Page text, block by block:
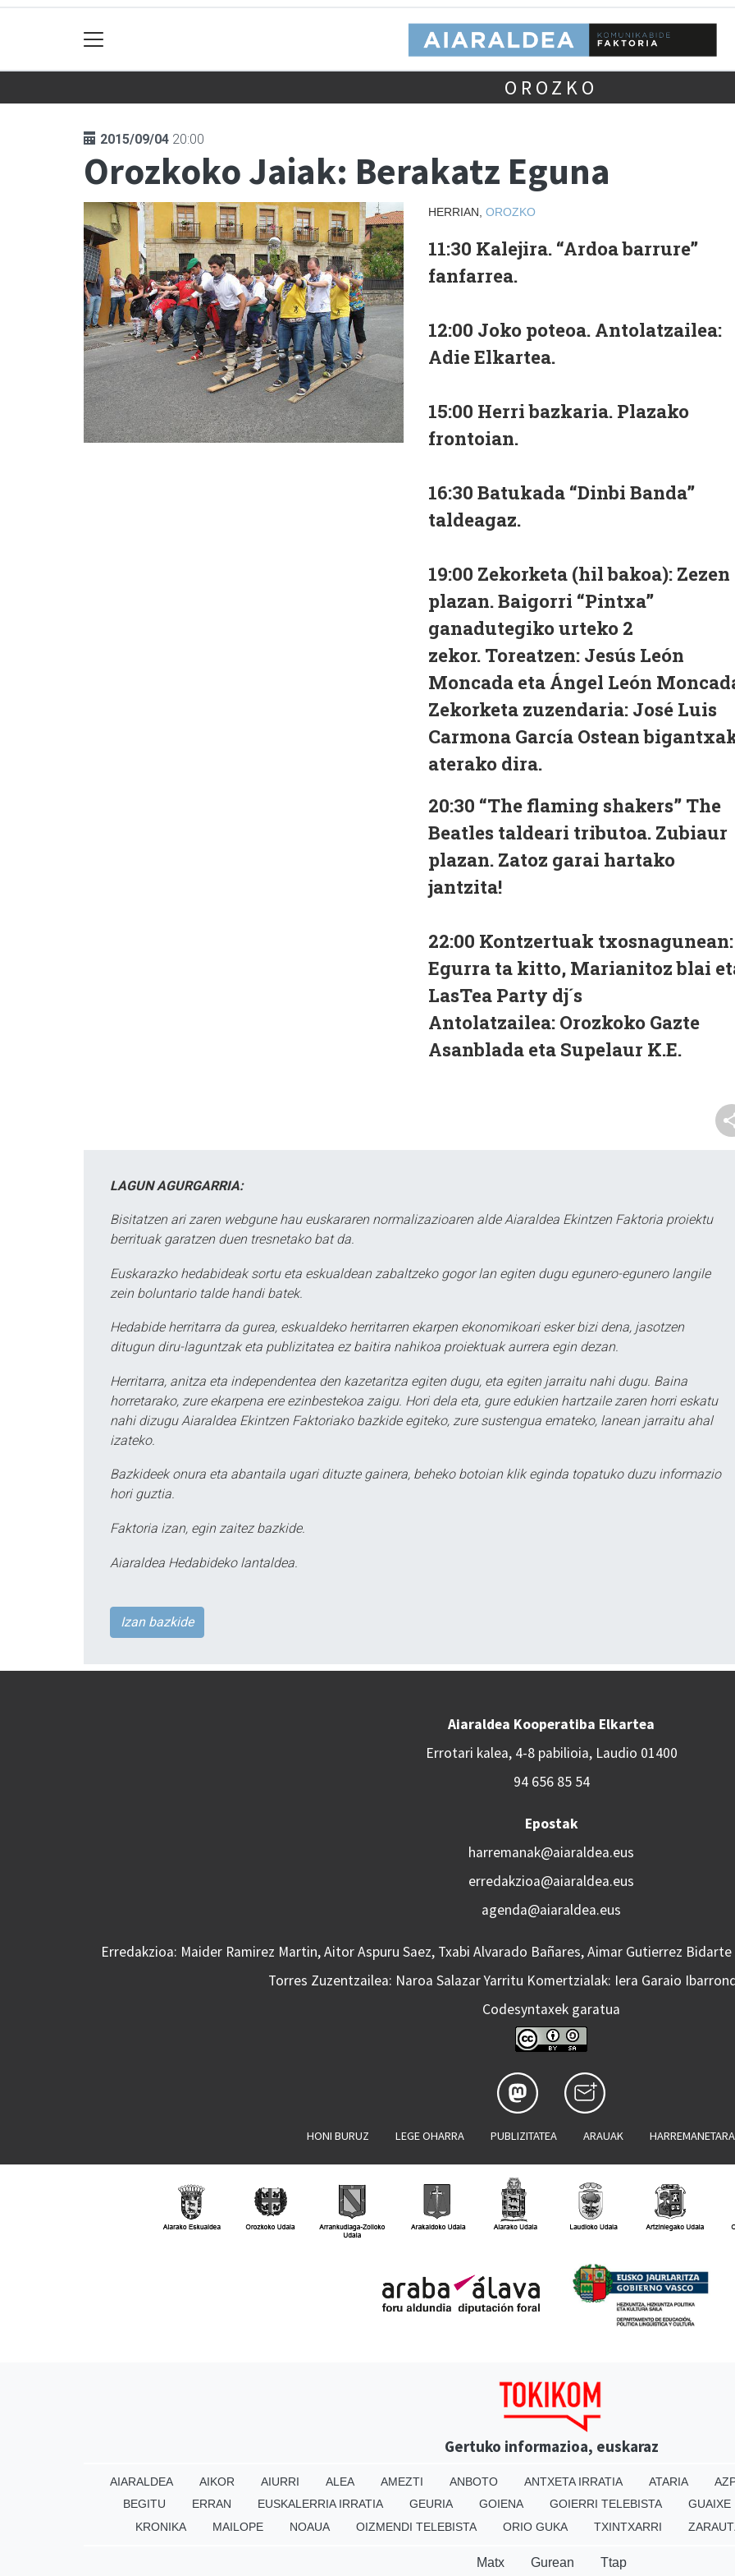
OROZKO
2015/09/04 20:00
Orozkoko Jaiak: Berakatz Eguna
HERRIAN, OROZKO
11:30 Kalejira. “Ardoa barrure”
fanfarrea.
12:00 Joko poteoa. Antolatzailea:
Adie Elkartea.
15:00 Herri bazkaria. Plazako
frontoian.
16:30 Batukada “Dinbi Banda”
taldeagaz.
19:00 Zekorketa (hil bakoa): Zezen
plazan. Baigorri “Pintxa”
ganadutegiko urteko 2
zekor. Toreatzen: Jesús León
Moncada eta Ángel León
Zekorketa zuzendaria: José Luis
Carmona García Ostean
aterako dira.
20:30 “The flaming shakers” The
Beatles taldeari tributoa. Zubiaur
plazan. Zatoz garai hartako
jantzita!
22:00 Kontzertuak txosnagunean:
Egurra ta kitto, Marianitoz blai
LasTea Party dj´s
Antolatzailea: Orozkoko Gazte
Asanblada eta Supelaur K.E.
LAGUN AGURGARRIA:
Bisitatzen ari zaren webgune hau euskararen normalizazioaren alde Aiaraldea Ekintzen Faktoria proiektu
berrituak garatzen duen tresnetako bat da.
Euskarazko hedabideak sortu eta eskualdean zabaltzeko gogor lan egiten dugu egunero-egunero langile
zein boluntario talde handi batek.
Hedabide herritarra da gurea, eskualdeko herritarren ekarpen ekonomikoari esker bizi dena, jasotzen
ditugun diru-laguntzak eta publizitatea ez baitira nahikoa proiektuak aurrera egin dezan.
Herritarra, anitza eta independentea den kazetaritza egiten dugu, eta egiten jarraitu nahi dugu. Baina
horretarako, zure ekarpena ere ezinbestekoa zaigu. Hori dela eta, gure edukien hartzaile zaren horri eskatu
nahi dizugu Aiaraldea Ekintzen Faktoriako bazkide egiteko, zure sustengua emateko, lanean jarraitu ahal
izateko.
Bazkideek onura eta abantaila ugari dituzte gainera, beheko botoian klik eginda topatuko duzu informazio
hori guztia.
Faktoria izan, egin zaitez bazkide.
Aiaraldea Hedabideko lantaldea.
Izan bazkide
Aiaraldea Kooperatiba Elkartea
Errotari kalea, 4-8 pabilioia, Laudio 01400
94 656 85 54
Epostak
harremanak@aiaraldea.eus
erredakzioa@aiaraldea.eus
agenda@aiaraldea.eus
Erredakzioa: Maider Ramirez Martin, Aitor Aspuru Saez, Txabi Alvarado Bañares, Aimar Gutierrez
Torres Zuzentzailea: Naroa Salazar Yarritu Komertzialak: Iera Garaio
Codesyntaxek garatua
HONI BURUZ LEGE OHARRA PUBLIZITATEA ARAUAK
Gertuko informazioa, euskaraz
AIARALDEA AIKOR AIURRI ALEA AMEZTI ANBOTO ANTXETA IRRATIA ATARIA
BEGITU
ERRAN EUSKALERRIA IRRATIA GEURIA GOIENA GOIERRI TELEBISTA
GUAIXE
KRONIKA
MAILOPE NOAUA OIZMENDI TELEBISTA ORIO GUKA TXINTXARRI
Matx Gurean Ttap